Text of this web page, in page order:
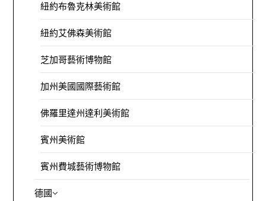
紐約布魯克林美術館
紐約艾佛森美術館
芝加哥藝術博物館
加州美國國際藝術館
佛羅里達州達利美術館
賓州美術館
賓州費城藝術博物館
德國